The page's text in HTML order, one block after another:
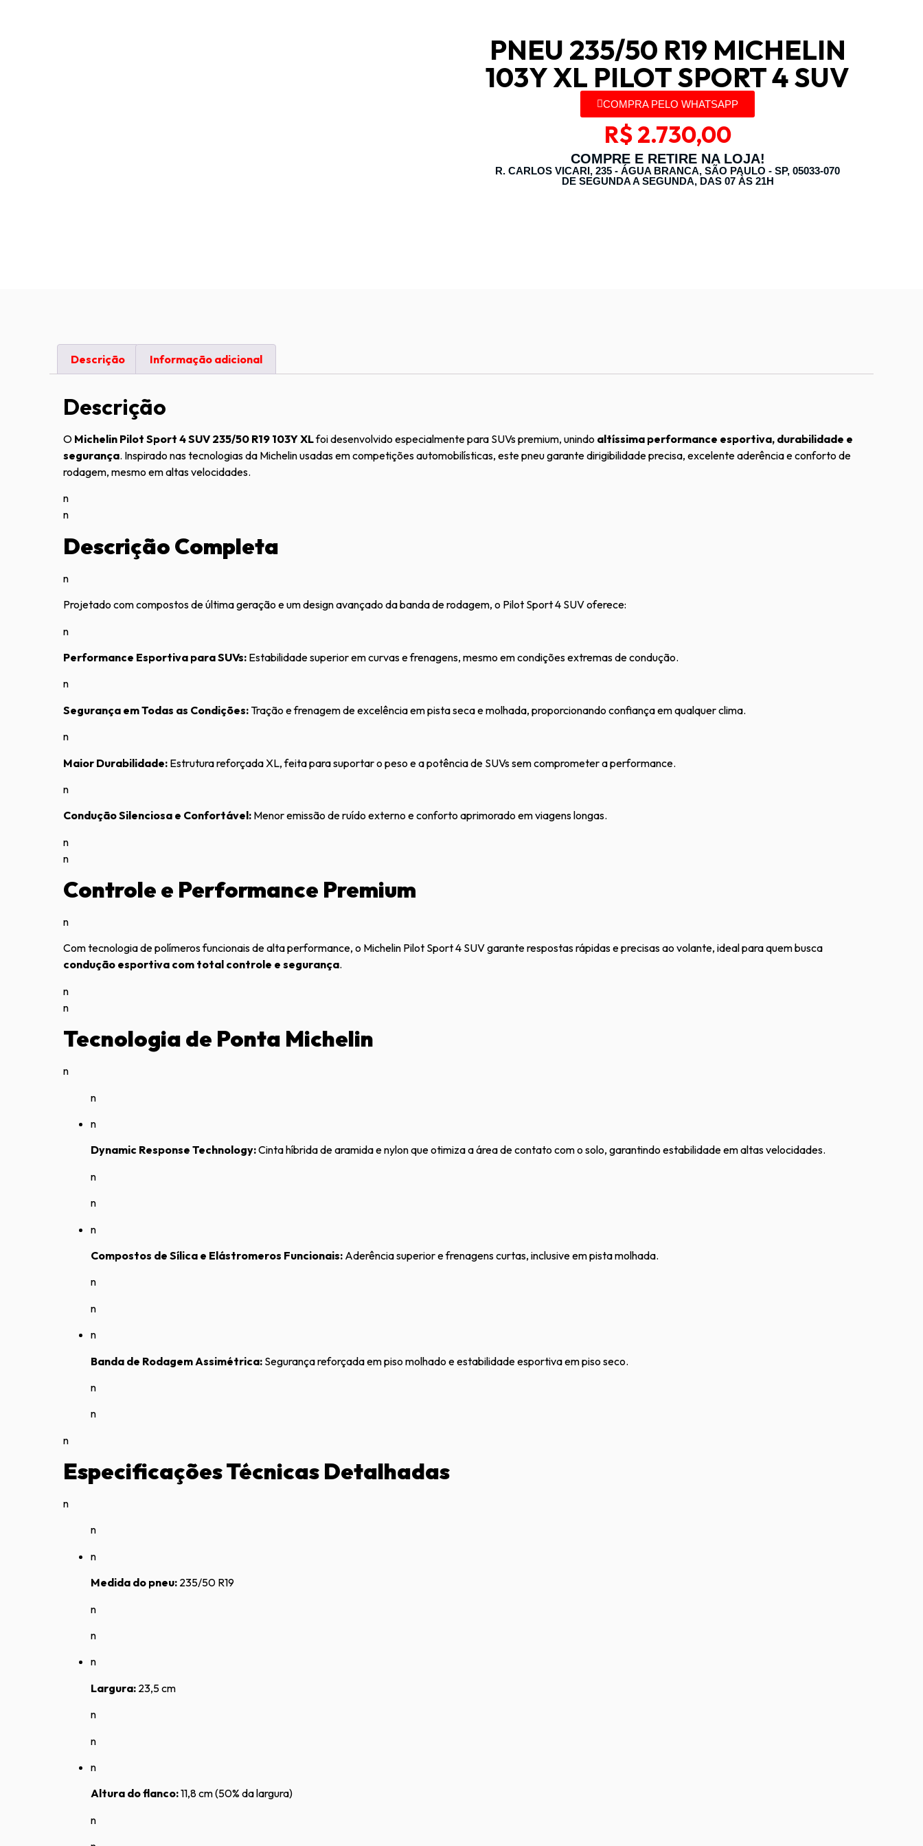
PNEU 235/50 R19 MICHELIN
103Y XL PILOT SPORT 4 SUV
COMPRA PELO WHATSAPP
R$2.730,00
COMPRE E RETIRE NA LOJA!
R. CARLOS VICARI, 235 - ÁGUA BRANCA, SÃO PAULO - SP, 05033-070
DE SEGUNDA A SEGUNDA, DAS 07 ÀS 21H
Descrição Informação adicional
Descrição
O Michelin Pilot Sport 4 SUV 235/50 R19 103Y XLfoi desenvolvido especialmente para SUVs premium, unindo altíssima performance esportiva, durabilidade e
segurança. Inspirado nas tecnologias da Michelin usadas em competições automobilísticas, este pneu garante dirigibilidade precisa, excelente aderência e conforto de
rodagem, mesmo em altas velocidades.
n
n
Descrição Completa
n
Projetado com compostos de última geração e um design avançado da banda de rodagem, o Pilot Sport 4 SUV oferece:
n
Performance Esportiva para SUVs: Estabilidade superior em curvas e frenagens, mesmo em condições extremas de condução.
n
Segurança em Todas as Condições:Tração e frenagem de excelência em pista seca e molhada, proporcionando confiança em qualquer clima.
n
Maior Durabilidade: Estrutura reforçada XL, feita para suportar o peso e a potência de SUVs sem comprometer a performance.
n
Condução Silenciosa e Confortável: Menor emissão de ruído externo e conforto aprimorado em viagens longas.
n
n
Controle e Performance Premium
n
Com tecnologia de polímeros funcionais de alta performance, o Michelin Pilot Sport 4 SUV garante respostas rápidas e precisas ao volante, ideal para quem busca
condução esportiva com total controle e segurança.
n
n
Tecnologia de Ponta Michelin
n
n
n
Dynamic Response Technology:Cinta híbrida de aramida e nylon que otimiza a área de contato com o solo, garantindo estabilidade em altas velocidades.
n
n
n
Compostos de Sílica e Elástromeros Funcionais: Aderência superior e frenagens curtas, inclusive em pista molhada.
n
n
n
Banda de Rodagem Assimétrica: Segurança reforçada em piso molhado e estabilidade esportiva em piso seco.
n
n
n
Especificações Técnicas Detalhadas
n
n
n
Medida do pneu: 235/50 R19
n
n
n
Largura: 23,5 cm
n
n
n
Altura do flanco:11,8 cm (50% da largura)
n